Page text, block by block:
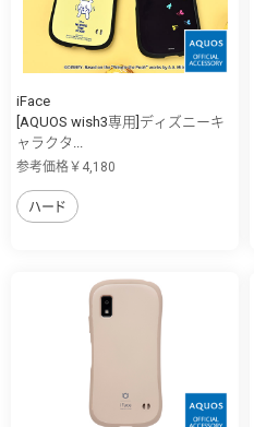
iFace
[AQUOS wish3専用]ディズニーキ
ャラクタ...
参考価格￥4,180
ハード